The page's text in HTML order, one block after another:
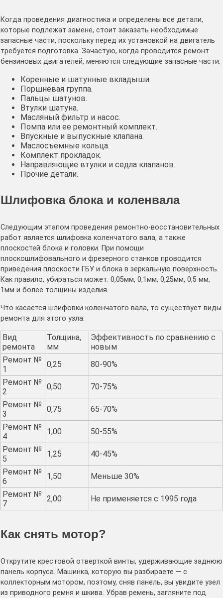
Когда проведения диагностика и определены все детали,
которые подлежат замене, стоит заказать необходимые
запасные части, поскольку перед их установкой на двигатель
требуется подготовка. Зачастую, когда проводится ремонт
бензиновых двигателей, меняются следующие запасные части:
Коренные и шатунные вкладыши.
Поршневая группа.
Пальцы шатунов.
Втулки шатуна.
Масляный фильтр и насос.
Помпа или ее ремонтный комплект.
Впускные и выпускные клапана.
Маслосъемные кольца.
Комплект прокладок.
Направляющие втулки и седла клапанов.
Прочие детали.
Шлифовка блока и коленвала
Следующим этапом проведения ремонтно-восстановительных
работ является шлифовка коленчатого вала, а также
плоскостей блока и головки. При помощи
плоскошлифовального и фрезерного станков проводится
приведения плоскости ГБУ и блока в зеркальную поверхность.
Как правило, убираться может: 0,05мм, 0,1мм, 0,25мм, 0,5 мм,
1мм и более толщины изделия.
Что касается шлифовки коленчатого вала, то существует виды
ремонта для этого узла:
Вид
ремонта
Толщина,
мм
Эффективность по сравнению с
новым
Ремонт №
1
0,25
80-90%
Ремонт №
2
0,50
70-75%
Ремонт №
3
0,75
65-70%
Ремонт №
4
1,00
50-55%
Ремонт №
5
1,25
40-45%
Ремонт №
6
1,50
Меньше 30%
Ремонт №
7
2,00 Не применяется с 1995 года
Как снять мотор?
Открутите крестовой отверткой винты, удерживающие заднюю
панель корпуса. Машинка, которую вы разбираете — с
коллекторным мотором, поэтому, сняв панель, вы увидите узел
из приводного ремня и шкива. Убрав ремень, загляните под